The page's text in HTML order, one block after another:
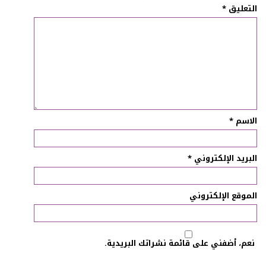
التعليق *
الاسم *
البريد الإلكتروني *
الموقع الإلكتروني
نعم، أضفني على قائمة نشراتك البريدية.